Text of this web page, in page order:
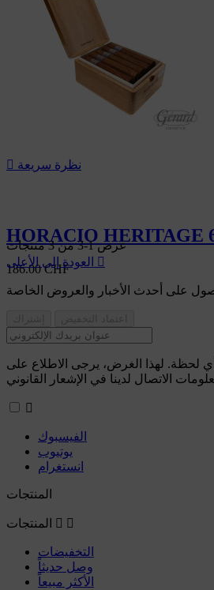
 نظرة سريعة
HORACIO HERITAGE
186.00 CHF
عرض 1-3 من 3 منتجات

على أحدث الأخبار والعروض الخاصة
لحظة. لهذا الغرض، يرجى الاطلاع على

الفيسبوك
يوتيوب
انستغرام
المنتجات
المنتجات  
التخفيضات
وصل حديثاً
الأكثر مبيعاً